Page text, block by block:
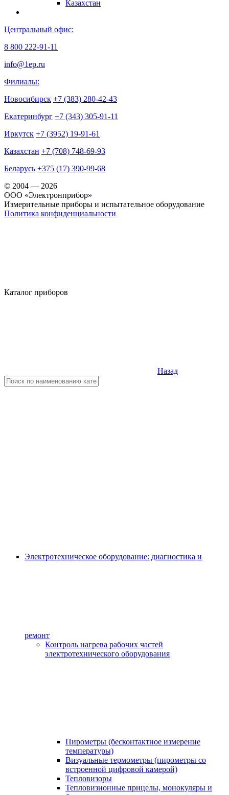
Казахстан
Центральный офис:
8 800 222-91-11
info@1ep.ru
Филиалы:
Новосибирск +7 (383) 280-42-43
Екатеринбург +7 (343) 305-91-11
Иркутск +7 (3952) 19-91-61
Казахстан +7 (708) 748-69-93
Беларусь +375 (17) 390-99-68
© 2004 — 2026
OOO «Электронприбор»
Измерительные приборы и испытательное оборудование
Политика конфиденциальности
Каталог приборов
Назад
Электротехническое оборудование: диагностика и
ремонт
Контроль нагрева рабочих частей
электротехнического оборудования
Пирометры (бесконтактное измерение
температуры)
Визуальные термометры (пирометры со
встроенной цифровой камерой)
Тепловизоры
Тепловизионные прицелы, монокуляры и